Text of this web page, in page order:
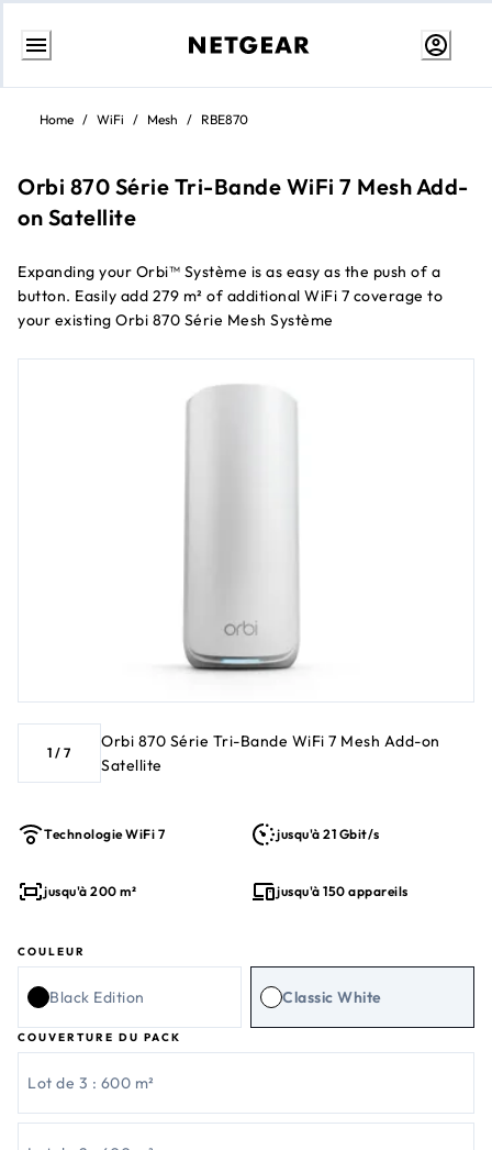
Aller
contenu
Home / WiFi / Mesh / RBE870
Orbi 870 Série Tri-Bande WiFi 7 Mesh Add-
on Satellite
Expanding your Orbi™ Système is as easy as the push of a
button. Easily add 279 m² of additional WiFi 7 coverage to
your existing Orbi 870 Série Mesh Système
1 /7
Orbi 870 Série Tri-Bande WiFi 7 Mesh Add-on
Satellite
Technologie WiFi 7 jusqu'à 21 Gbit/s
jusqu'à 200 m² jusqu'à 150 appareils
COULEUR
Black Edition Classic White
COUVERTURE DU PACK
Lot de 3 : 600 m²